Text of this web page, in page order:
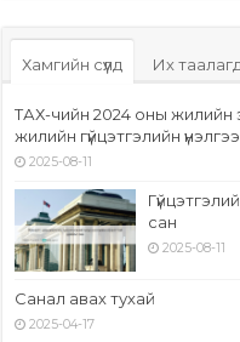
Хамгийн сүүлд Их
ТАХ-чийн 2024 оны жилийн
жилийн гүйцэтгэлийн үнэлгээ
2025-08-11
сан
2025-08-11
Санал авах тухай
2025-04-17